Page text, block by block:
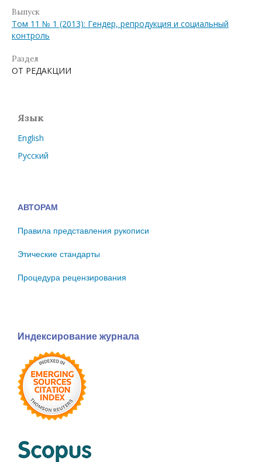
Выпуск
Том 11 № 1 (2013): Гендер, репродукция и социальный
контроль
Раздел
ОТ РЕДАКЦИИ
Язык
English
Русский
АВТОРАМ
Правила представления рукописи
Этические стандарты
Процедура рецензирования
Индексирование журнала